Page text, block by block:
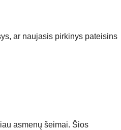
ar naujasis pirkinys pateisins
asmenų šeimai. Šios